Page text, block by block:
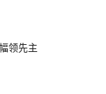
领先主